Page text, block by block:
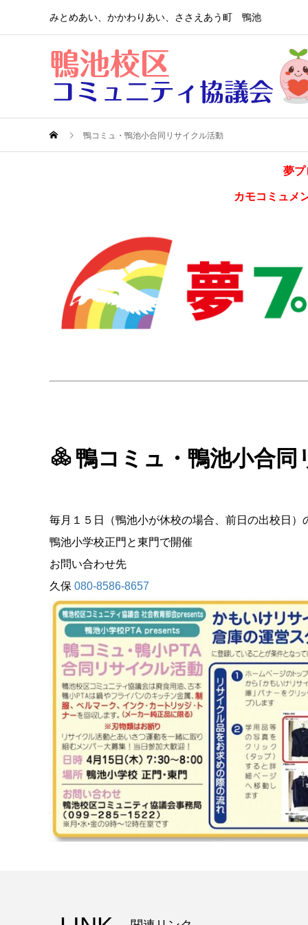
みとめあい、かかわりあい、ささえあう町 鴨池
鴨コミュ・鴨池小合同リサイクル活動
夢プ
カモコミュメ
鴨コミュ・鴨池小合同
毎月１５日（鴨池小が休校の場合、前日の出校日）
鴨池小学校正門と東門で開催
お問い合わせ先
久保 080-8586-8657